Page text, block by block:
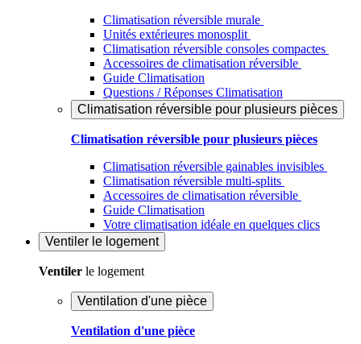
Climatisation réversible murale
Unités extérieures monosplit
Climatisation réversible consoles compactes
Accessoires de climatisation réversible
Guide Climatisation
Questions / Réponses Climatisation
Climatisation réversible pour plusieurs pièces
Climatisation réversible pour plusieurs pièces
Climatisation réversible gainables invisibles
Climatisation réversible multi-splits
Accessoires de climatisation réversible
Guide Climatisation
Votre climatisation idéale en quelques clics
Ventiler le logement
Ventiler le logement
Ventilation d'une pièce
Ventilation d'une pièce